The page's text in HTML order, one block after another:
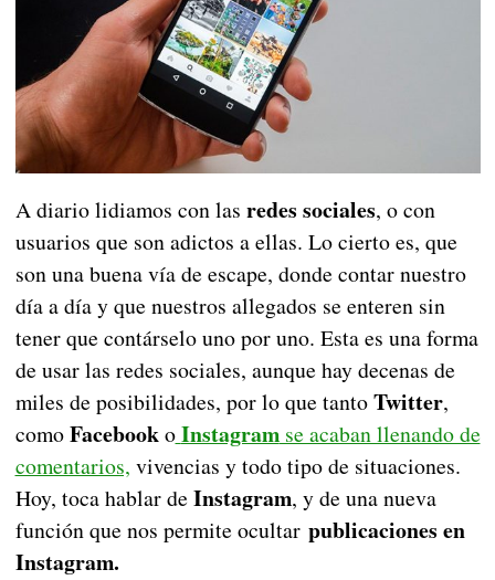
A diario lidiamos con las redes sociales, o con
usuarios que son adictos a ellas. Lo cierto es, que
son una buena vía de escape, donde contar nuestro
día a día y que nuestros allegados se enteren sin
tener que contárselo uno por uno. Esta es una forma
de usar las redes sociales, aunque hay decenas de
miles de posibilidades, por lo que tantoTwitter,
comoFacebooko Instagramse acaban llenando de
comentarios, vivencias y todo tipo de situaciones.
Hoy, toca hablar de Instagram, y de una nueva
función que nos permite ocultarpublicaciones en
Instagram.